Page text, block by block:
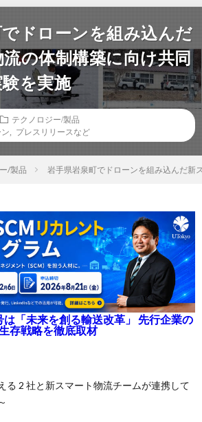
ドローンを組み込んだ
の体制構築に向け共同
を実施
テクノロジー/製品
ン プレスリリースなど
/製品 岩手県岩泉町でドローンを組み込んだ新
は「未来を創る輸送改革」 先行企業の
存戦略を徹底取材
る 2 社と新スマート物流チームが連携して